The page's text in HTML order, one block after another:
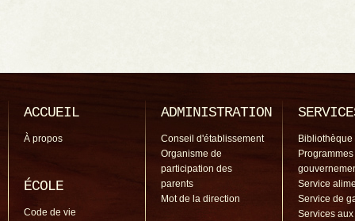
ACCUEIL
À propos
ÉCOLE
Code de vie
ADMINISTRATION
Conseil d'établissement
Organisme de
participation des
parents
Mot de la direction
Bibliothèque
Programmes
Service
Service de
Services